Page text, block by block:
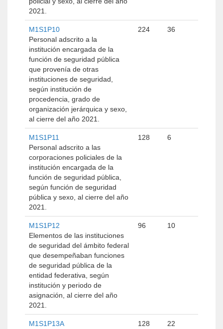
2021.
M1S1P10
Personal adscrito a la
institución encargada de la
función de seguridad pública
que provenía de otras
instituciones de seguridad,
según institución de
procedencia, grado de
organización jerárquica y sexo,
al cierre del año 2021.
224 36
M1S1P11
Personal adscrito a las
corporaciones policiales de la
institución encargada de la
función de seguridad pública,
según función de seguridad
pública y sexo, al cierre del año
2021.
128 6
M1S1P12
Elementos de las instituciones
de seguridad del ámbito federal
que desempeñaban funciones
de seguridad pública de la
entidad federativa, según
institución y periodo de
asignación, al cierre del año
2021.
96 10
M1S1P13A
128 22